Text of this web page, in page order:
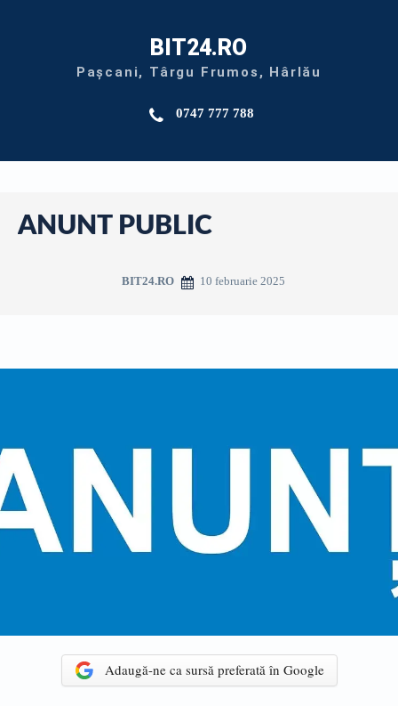
BIT24.RO
Pașcani, Târgu Frumos, Hârlău
0747 777 788
ANUNT PUBLIC
BIT24.RO 10 februarie 2025
Adaugă-ne ca sursă preferată în Google